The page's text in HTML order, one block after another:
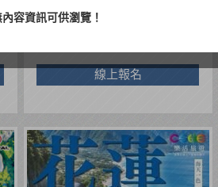
容資訊可供瀏覽！
報名截止：
線上報名